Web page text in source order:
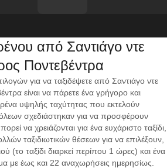
από Σαντιάγο ντε
Ποντεβέντρα
για να ταξιδέψετε από Σαντιάγο ντε
είναι να πάρετε ένα γρήγορο και
υψηλής ταχύτητας που εκτελούν
σχεδιάστηκαν για να προσφέρουν
να χρειάζονται για ένα ευχάριστο ταξίδι,
ταξιδιωτικών θέσεων για να επιλέξουν,
(το ταξίδι διαρκεί περίπου 1 ώρες) και ένα
με έως και 22 αναχωρήσεις ημερησίως.